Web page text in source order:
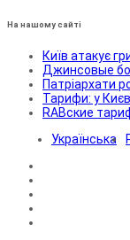
На нашому сайті
Київ атакує
Джинсовые
Патріархати
Тарифи: у
RABские
Українська